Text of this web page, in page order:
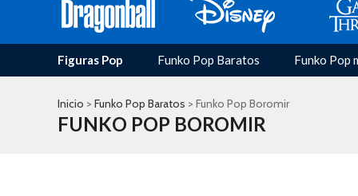
Figuras Pop Funko Pop Baratos Funko Pop
Inicio > Funko Pop Baratos > Funko Pop Boromir
FUNKO POP BOROMIR